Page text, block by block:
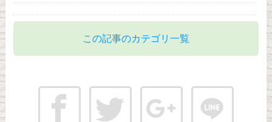
この記事のカテゴリ一覧